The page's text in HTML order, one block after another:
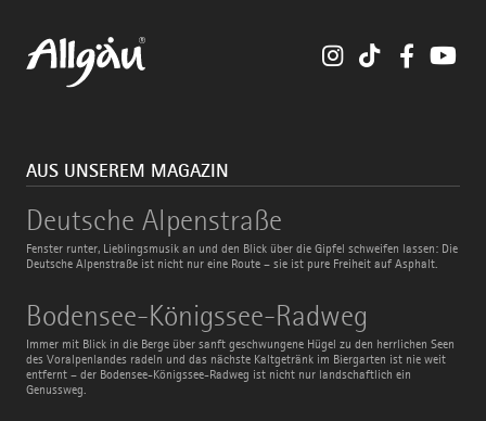
InstagramTikTok
AUS UNSEREM MAGAZIN
Deutsche Alpenstraße
Fenster runter, Lieblingsmusik an und den Blick über die Gipfel schweifen lassen: Die
Deutsche Alpenstraße ist nicht nur eine Route – sie ist pure Freiheit auf Asphalt.
Deutsche
Alpenstraße
Bodensee-Königssee-Radweg
Immer mit Blick in die Berge über sanft geschwungene Hügel zu den herrlichen Seen
des Voralpenlandes radeln und das nächste Kaltgetränk im Biergarten ist nie weit
entfernt – der Bodensee-Königssee-Radweg ist nicht nur landschaftlich ein
Genussweg.
Bodensee-
Königssee-
Radweg